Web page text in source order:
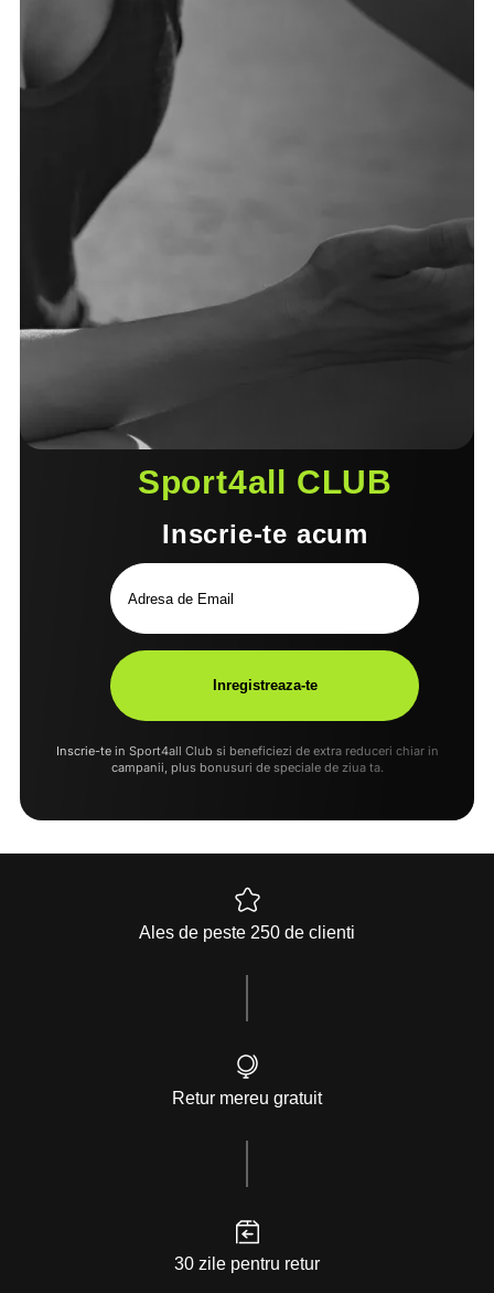
Sport4all CLUB
Inscrie-te acum
Inscrie-te in Sport4all Club si beneficiezi de extra reduceri chiar in
campanii, plus bonusuri de speciale de ziua ta.
Ales de peste 250 de clienti
Retur mereu gratuit
30 zile pentru retur